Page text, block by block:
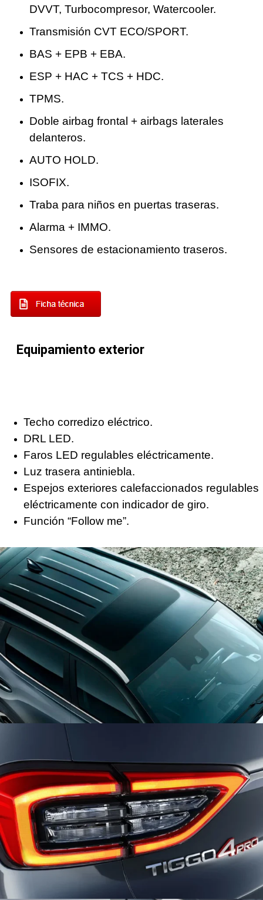
DVVT, Turbocompresor, Watercooler.
Transmisión CVT ECO/SPORT.
BAS + EPB + EBA.
ESP + HAC + TCS + HDC.
TPMS.
Doble airbag frontal + airbags laterales
delanteros.
AUTO HOLD.
ISOFIX.
Traba para niños en puertas traseras.
Alarma + IMMO.
Sensores de estacionamiento traseros.
Equipamiento exterior
Techo corredizo eléctrico.
DRL LED.
Faros LED regulables eléctricamente.
Luz trasera antiniebla.
Espejos exteriores calefaccionados regulables
eléctricamente con indicador de giro.
Función “Follow me”.